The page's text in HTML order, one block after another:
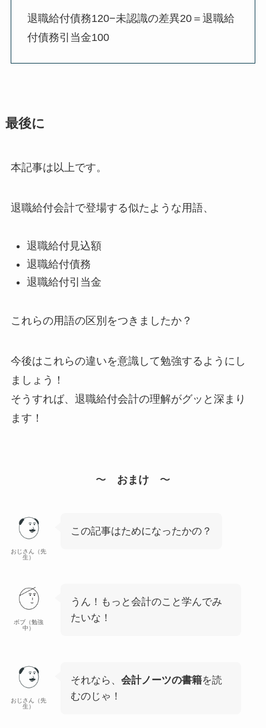
退職給付債務120−未認識の差異20＝退職給
付債務引当金100
最後に
本記事は以上です。
退職給付会計で登場する似たような用語、
退職給付見込額
退職給付債務
退職給付引当金
これらの用語の区別をつきましたか？
今後はこれらの違いを意識して勉強するようにし
ましょう！
そうすれば、 退職給付会計の理解がグッと深まり
ます！
〜 おまけ 〜
おじさん（先
生）
この記事はためになったかの？
ボブ（勉強
中）
うん！もっと会計のこと学んでみ
たいな！
おじさん（先
生）
それなら、 会計ノーツの書籍を読
むのじゃ！